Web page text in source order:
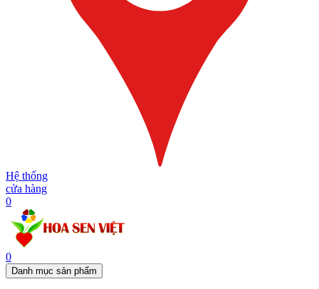
Hệ thống
cửa hàng
0
0
Danh mục sản phẩm